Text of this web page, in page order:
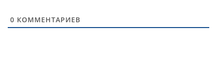
0 КОММЕНТАРИЕВ